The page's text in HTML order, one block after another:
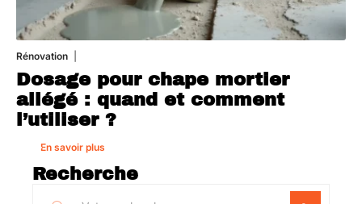
Rénovation
Dosage pour chape mortier
allégé : quand et comment
l’utiliser ?
En savoir plus
Recherche